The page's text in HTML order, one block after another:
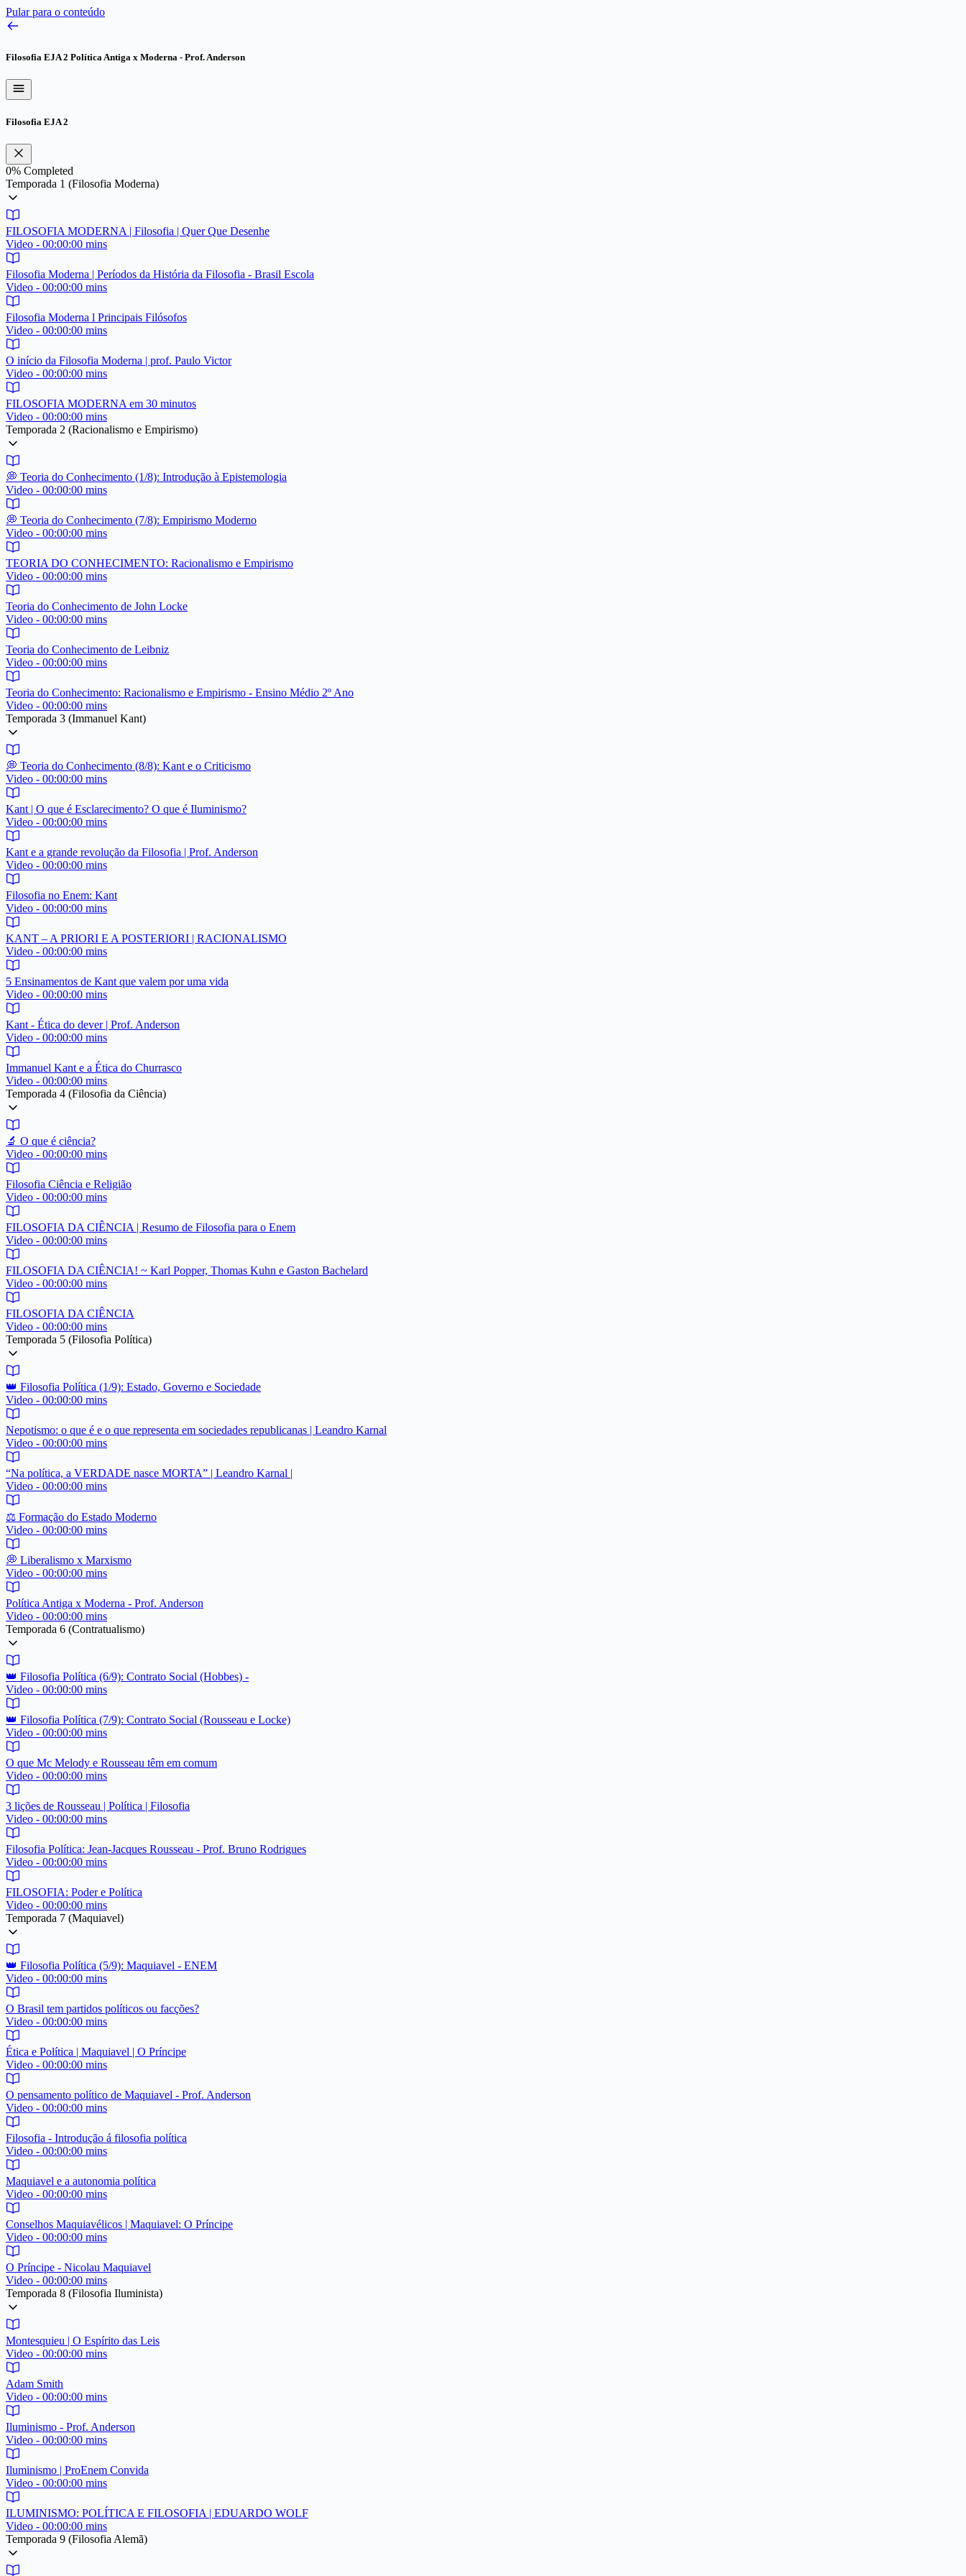
Pular para o conteúdo
Filosofia EJA 2 Política Antiga x Moderna - Prof. Anderson
Filosofia EJA 2
0% Completed
Temporada 1 (Filosofia Moderna)
FILOSOFIA MODERNA | Filosofia | Quer Que Desenhe
Video - 00:00:00 mins
Filosofia Moderna | Períodos da História da Filosofia - Brasil Escola
Video - 00:00:00 mins
Filosofia Moderna l Principais Filósofos
Video - 00:00:00 mins
O início da Filosofia Moderna | prof. Paulo Victor
Video - 00:00:00 mins
FILOSOFIA MODERNA em 30 minutos
Video - 00:00:00 mins
Temporada 2 (Racionalismo e Empirismo)
💭 Teoria do Conhecimento (1/8): Introdução à Epistemologia
Video - 00:00:00 mins
💭 Teoria do Conhecimento (7/8): Empirismo Moderno
Video - 00:00:00 mins
TEORIA DO CONHECIMENTO: Racionalismo e Empirismo
Video - 00:00:00 mins
Teoria do Conhecimento de John Locke
Video - 00:00:00 mins
Teoria do Conhecimento de Leibniz
Video - 00:00:00 mins
Teoria do Conhecimento: Racionalismo e Empirismo - Ensino Médio 2º Ano
Video - 00:00:00 mins
Temporada 3 (Immanuel Kant)
💭 Teoria do Conhecimento (8/8): Kant e o Criticismo
Video - 00:00:00 mins
Kant | O que é Esclarecimento? O que é Iluminismo?
Video - 00:00:00 mins
Kant e a grande revolução da Filosofia | Prof. Anderson
Video - 00:00:00 mins
Filosofia no Enem: Kant
Video - 00:00:00 mins
KANT – A PRIORI E A POSTERIORI | RACIONALISMO
Video - 00:00:00 mins
5 Ensinamentos de Kant que valem por uma vida
Video - 00:00:00 mins
Kant - Ética do dever | Prof. Anderson
Video - 00:00:00 mins
Immanuel Kant e a Ética do Churrasco
Video - 00:00:00 mins
Temporada 4 (Filosofia da Ciência)
🔬 O que é ciência?
Video - 00:00:00 mins
Filosofia Ciência e Religião
Video - 00:00:00 mins
FILOSOFIA DA CIÊNCIA | Resumo de Filosofia para o Enem
Video - 00:00:00 mins
FILOSOFIA DA CIÊNCIA! ~ Karl Popper, Thomas Kuhn e Gaston Bachelard
Video - 00:00:00 mins
FILOSOFIA DA CIÊNCIA
Video - 00:00:00 mins
Temporada 5 (Filosofia Política)
👑 Filosofia Política (1/9): Estado, Governo e Sociedade
Video - 00:00:00 mins
Nepotismo: o que é e o que representa em sociedades republicanas | Leandro Karnal
Video - 00:00:00 mins
“Na política, a VERDADE nasce MORTA” | Leandro Karnal |
Video - 00:00:00 mins
⚖️ Formação do Estado Moderno
Video - 00:00:00 mins
💭 Liberalismo x Marxismo
Video - 00:00:00 mins
Política Antiga x Moderna - Prof. Anderson
Video - 00:00:00 mins
Temporada 6 (Contratualismo)
👑 Filosofia Política (6/9): Contrato Social (Hobbes) -
Video - 00:00:00 mins
👑 Filosofia Política (7/9): Contrato Social (Rousseau e Locke)
Video - 00:00:00 mins
O que Mc Melody e Rousseau têm em comum
Video - 00:00:00 mins
3 lições de Rousseau | Política | Filosofia
Video - 00:00:00 mins
Filosofia Política: Jean-Jacques Rousseau - Prof. Bruno Rodrigues
Video - 00:00:00 mins
FILOSOFIA: Poder e Política
Video - 00:00:00 mins
Temporada 7 (Maquiavel)
👑 Filosofia Política (5/9): Maquiavel - ENEM
Video - 00:00:00 mins
O Brasil tem partidos políticos ou facções?
Video - 00:00:00 mins
Ética e Política | Maquiavel | O Príncipe
Video - 00:00:00 mins
O pensamento político de Maquiavel - Prof. Anderson
Video - 00:00:00 mins
Filosofia - Introdução á filosofia política
Video - 00:00:00 mins
Maquiavel e a autonomia política
Video - 00:00:00 mins
Conselhos Maquiavélicos | Maquiavel: O Príncipe
Video - 00:00:00 mins
O Príncipe - Nicolau Maquiavel
Video - 00:00:00 mins
Temporada 8 (Filosofia Iluminista)
Montesquieu | O Espírito das Leis
Video - 00:00:00 mins
Adam Smith
Video - 00:00:00 mins
Iluminismo - Prof. Anderson
Video - 00:00:00 mins
Iluminismo | ProEnem Convida
Video - 00:00:00 mins
ILUMINISMO: POLÍTICA E FILOSOFIA | EDUARDO WOLF
Video - 00:00:00 mins
Temporada 9 (Filosofia Alemã)